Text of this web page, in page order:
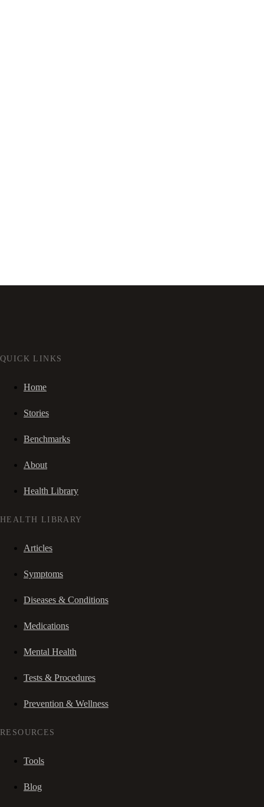
QUICK LINKS
Home
Stories
Benchmarks
About
Health Library
HEALTH LIBRARY
Articles
Symptoms
Diseases & Conditions
Medications
Mental Health
Tests & Procedures
Prevention & Wellness
RESOURCES
Tools
Blog